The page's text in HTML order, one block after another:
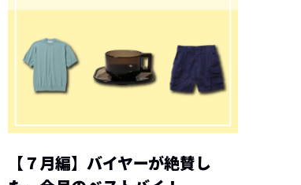
【７月編】バイヤーが絶賛し